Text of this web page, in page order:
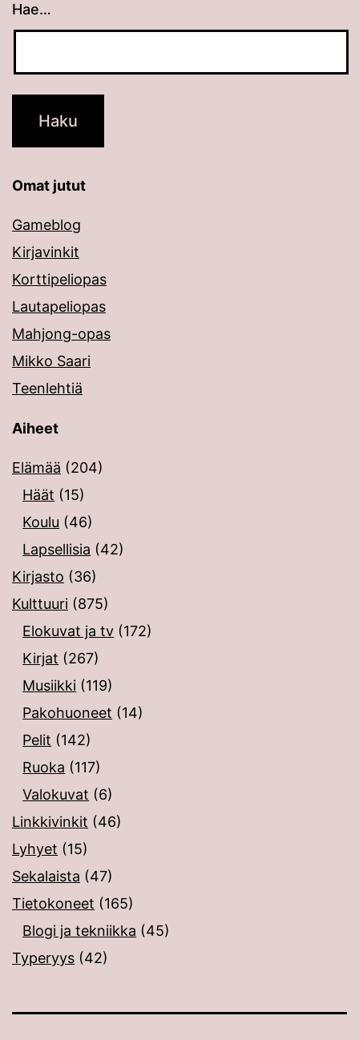
Hae…
Kun tuloksia tulee, voit selata niitä
Omat jutut
Gameblog
Kirjavinkit
Korttipeliopas
Lautapeliopas
Mahjong-opas
Mikko Saari
Teenlehtiä
Aiheet
Elämää (204)
Häät (15)
Koulu (46)
Lapsellisia (42)
Kirjasto (36)
Kulttuuri (875)
Elokuvat ja tv (172)
Kirjat (267)
Musiikki (119)
Pakohuoneet (14)
Pelit (142)
Ruoka (117)
Valokuvat (6)
Linkkivinkit (46)
Lyhyet (15)
Sekalaista (47)
Tietokoneet (165)
Blogi ja tekniikka (45)
Typeryys (42)